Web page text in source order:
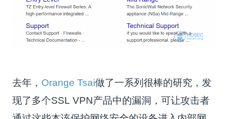
去年， Orange Tsai做了一系列很棒的研究，发
现了多个SSL VPN产品中的漏洞，可让攻击者